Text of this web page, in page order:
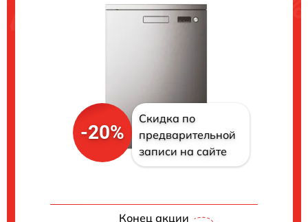
-20%
Скидка по
предварительной
записи на сайте
Конец акции